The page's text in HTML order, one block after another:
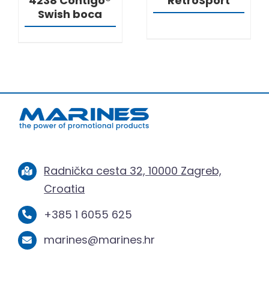
Swish boca
Radnička cesta 32, 10000 Zagreb,
Croatia
+385 1 6055 625
marines@marines.hr